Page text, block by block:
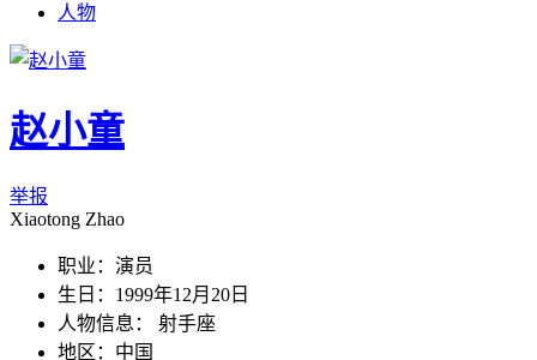
人物
赵小童
举报
Xiaotong Zhao
职业：演员
生日：1999年12月20日
人物信息： 射手座
地区：中国